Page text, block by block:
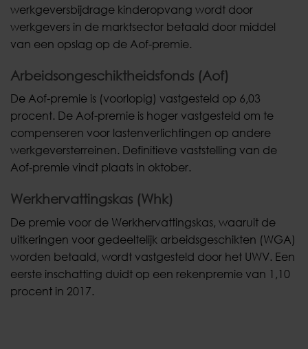
werkgeversbijdrage kinderopvang wordt door
werkgevers in de marktsector betaald door middel
van een opslag op de Aof-premie.
Arbeidsongeschiktheidsfonds (Aof)
De Aof-premie is (voorlopig) vastgesteld op 6,03
procent. De Aof-premie is hoger vastgesteld om te
compenseren voor lastenverlichtingen op andere
werkgeversterreinen. Definitieve vaststelling van de
Aof-premie vindt plaats in oktober.
Werkhervattingskas (Whk)
De premie voor de Werkhervattingskas, waaruit de
uitkeringen voor gedeeltelijk arbeidsgeschikten (WGA)
worden betaald, wordt vastgesteld door het UWV. Een
eerste inschatting duidt op een rekenpremie van 1,10
procent in 2017.